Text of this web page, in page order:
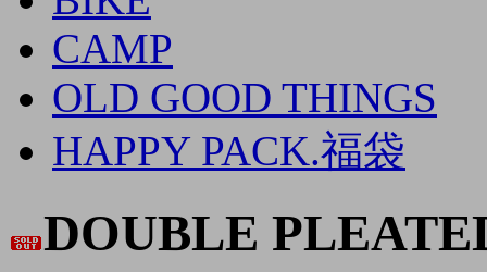
CAMP
OLD GOOD THINGS
HAPPY PACK.福袋
DOUBLE